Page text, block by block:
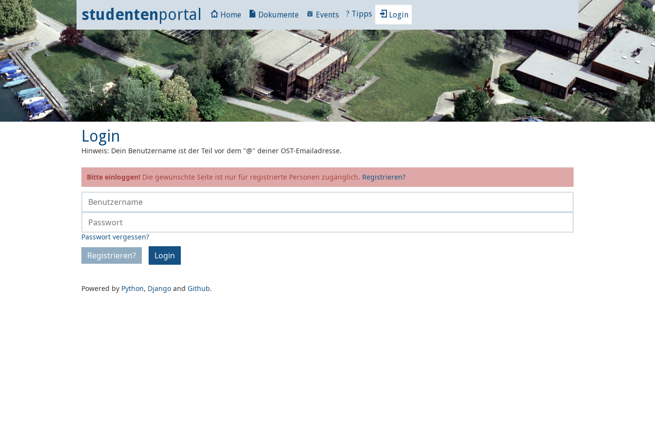
studentenportal Home Dokumente Events ? Tipps Login
Login
Hinweis: Dein Benutzername ist der Teil vor dem "@" deiner OST-Emailadresse.
Bitte einloggen! Die gewünschte Seite ist nur für registrierte Personen zugänglich. Registrieren?
Passwort vergessen?
Registrieren? Login
Powered by Python, Django and Github.